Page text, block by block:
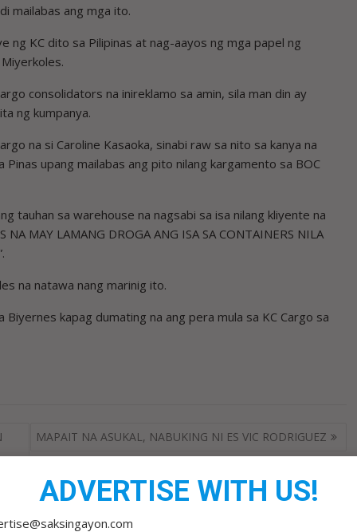
mailabas ang mga ito.
ng KC dito sa Pilipinas at nag-aayos ng mga papel ng
consolidators na inireklamo sa amin, sila man din ay
ng kumpanya.
na si Caroline Kasaoka, sinabi raw sa nito sa kanya na
upang mai­labas ang pito nilang kargamento sa BOC
tauhan sa warehouse na nagsabi sa isa nilang kliyente na
MAY LAMANG DROGA ANG ISA SA CONTAINERS NILA
na natawa nang marinig ito.
kapag dumating na ang pera mula sa KC Cargo sa
MAPAIT NA ASUKAL, NABUKING NI ES VIC RODRIGUEZ
ADVERTISE WITH US!